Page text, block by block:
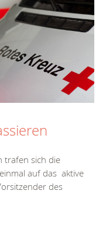
trafen sich die
auf das aktive
des